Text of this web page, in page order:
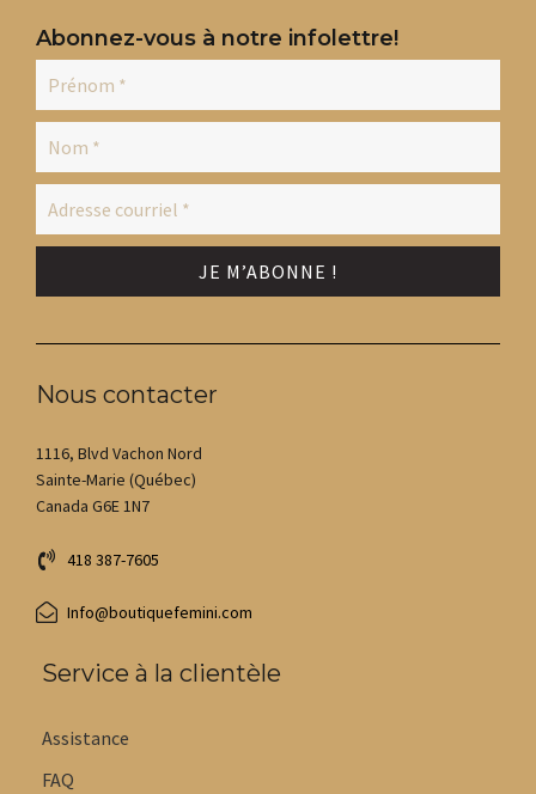
Abonnez-vous à notre infolettre!
Nous contacter
1116, Blvd Vachon Nord
Sainte-Marie (Québec)
Canada G6E 1N7
418 387-7605
Info@boutiquefemini.com
Service à la clientèle
Assistance
FAQ